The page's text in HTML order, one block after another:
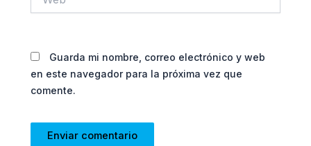
Guarda mi nombre, correo electrónico y web
en este navegador para la próxima vez que
comente.